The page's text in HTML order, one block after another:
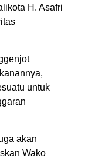
H. Asafri
untuk
akan
Wako